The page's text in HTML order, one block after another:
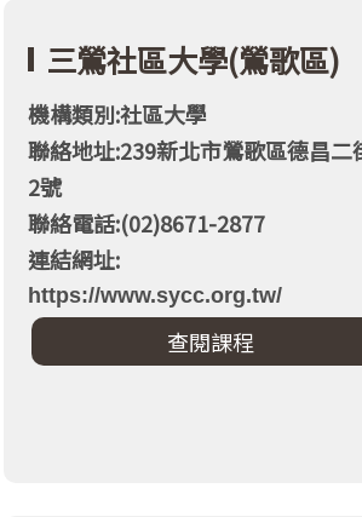
三鶯社區大學(鶯歌區)
機構類別:社區大學
聯絡地址:239新北市鶯歌區德昌二
2號
聯絡電話:(02)8671-2877
連結網址:
https://www.sycc.org.tw/